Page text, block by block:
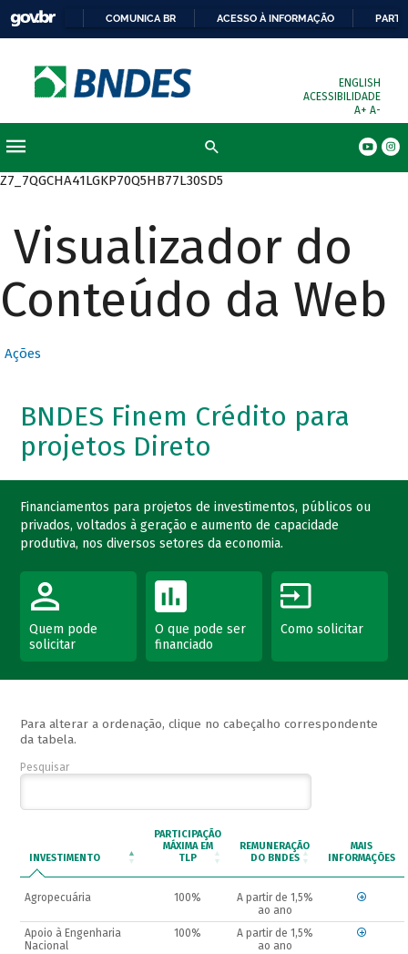
COMUNICA BR ACESSO À INFORMAÇÃO
ENGLISH
ACESSIBILIDADE
A+ A-
Z7_7QGCHA41LGKP70Q5HB77L30SD5
Visualizador do
Conteúdo da Web
Ações
BNDES Finem Crédito para
projetos Direto
Financiamentos para projetos de investimentos, públicos ou
privados, voltados à geração e aumento de capacidade
produtiva, nos diversos setores da economia.
Quem pode
solicitar
O que pode ser
financiado
Como solicitar
Para alterar a ordenação, clique no cabeçalho correspondente
da tabela.
Pesquisar
INVESTIMENTO
PARTICIPAÇÃO
MÁXIMA EM
TLP
REMUNERAÇÃO
DO BNDES
MAIS
INFORMAÇÕES
Agropecuária 100%
A partir de 1,5%
ao ano
Apoio à Engenharia
Nacional
100%
A partir de 1,5%
ao ano